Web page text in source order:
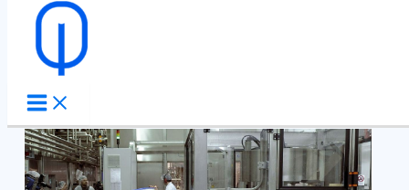
Ir al contenido